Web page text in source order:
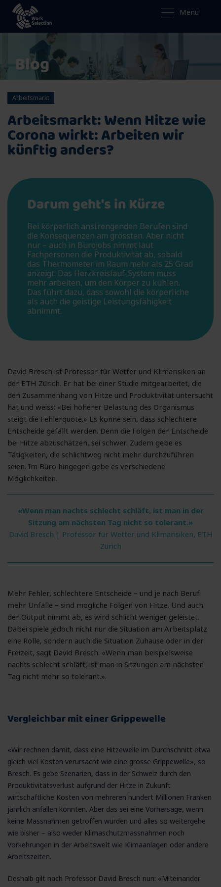
Menu
Blog
Arbeitsmarkt
Arbeitsmarkt: Wenn Hitze wie
Corona wirkt: Arbeiten wir
künftig anders?
Darum geht's in Kürze
Bei körperlich anstrengenden Berufen sind
die Konsequenzen am grössten. Aber nicht
nur – auch in Bürojobs nimmt laut
Fachpersonen die Produktivität ab, sobald
das Thermometer im Raum mehr als 25 Grad
anzeigt. Das Herzkreislauf-System muss
mehr arbeiten, um den Körper zu kühlen.
Das führt dazu, dass sowohl die körperliche
als auch die geistige Leistungsfähigkeit
abnimmt.
David Bresch ist Professor für Wetter und Klimarisiken an
der ETH Zürich. Er hat bei einer Studie mitgearbeitet, die
den Zusammenhang von Hitze und Produktivität untersucht
hat und weiss: «Bei höherer Belastung des Organismus
steigt die Fehlerquote.» Es könne sein, dass schlechtere
Entscheide gefällt werden. Denn die Folgen der Entscheide
bei Hitze abzuschätzen, sei schwer. Zudem gebe es
Tätigkeiten, die schlichtweg nicht mehr durchzuführen
seien. Im Büro hingegen gebe es verschiedene
Möglichkeiten.
«Wenn man nachts schlecht schläft, ist man in der
Sitzung am nächsten Tag nicht so tolerant.»
David Bresch | Professor für Wetter und Klimarisiken, ETH
Zürich
Mehr Fehler, schlechtere Entscheide – und je nach Beruf
mehr Unfälle – sind mögliche Folgen von Hitze. Und auch
der Output nimmt ab, es wird schlicht weniger geleistet.
Dabei spiele jedoch nicht nur die Situation am Arbeitsplatz
eine Rolle, sondern auch die Situation Zuhause oder in der
Freizeit, sagt David Bresch. «Wenn man beispielsweise
nachts schlecht schläft, ist man in Sitzungen am nächsten
Tag nicht mehr so tolerant.».
Vergleichbar mit einer Grippewelle
«Wir rechnen damit, dass eine Hitzewelle im Durchschnitt etwa
gleich viel Kosten verursacht wie eine grosse Grippewelle», so
Bresch. Es gebe Szenarien, dass in der Schweiz durch den
Produktivitätsverlust aufgrund der Hitze in Zukunft
wirtschaftliche Kosten von mehreren hundert Millionen Franken
jährlich anfallen könnten. Aber das sei eine Vorhersage, wenn
keine Massnahmen getroffen würden und alles so weitergehe
wie bisher – also weder Klimaschutzmassnahmen noch
Vorkehrungen in der Arbeitswelt wie Klimaanlagen oder andere
Arbeitszeiten.
Deshalb gilt nach Professor David Bresch nun: «Miteinander